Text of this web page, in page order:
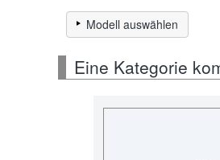
Modell auswählen
Eine Kategorie